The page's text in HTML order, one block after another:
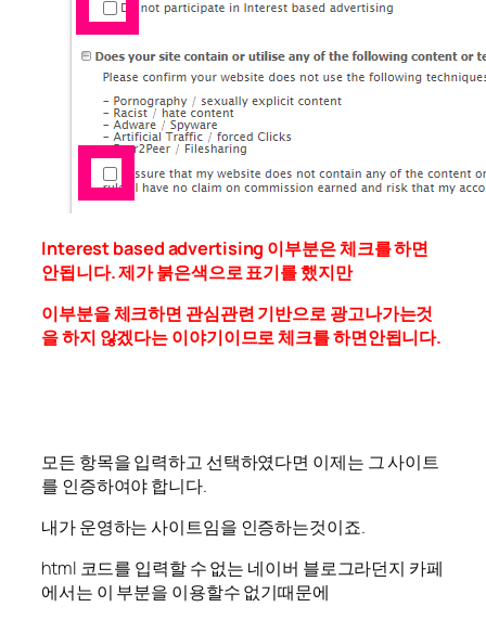
Interest based advertising 이부분은 체크를 하면
안됩니다. 제가 붉은색으로 표기를 했지만
이부분을 체크하면 관심관련 기반으로 광고나가는것
을 하지 않겠다는 이야기이므로 체크를 하면안됩니다.
모든 항목을 입력하고 선택하였다면 이제는 그 사이트
를 인증하여야 합니다.
내가 운영하는 사이트임을 인증하는것이죠.
html 코드를 입력할 수 없는 네이버 블로그라던지 카페
에서는 이 부분을 이용할수 없기때문에